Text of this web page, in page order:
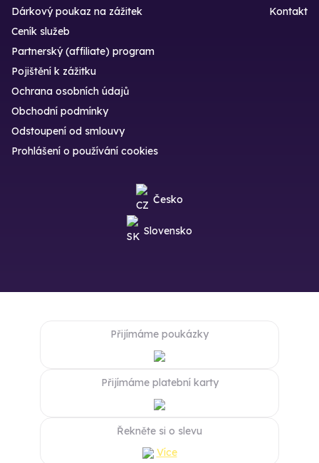
Dárkový poukaz na zážitek
Kontakt
Ceník služeb
Partnerský (affiliate) program
Pojištění k zážitku
Ochrana osobních údajů
Obchodní podmínky
Odstoupení od smlouvy
Prohlášení o používání cookies
Česko
Slovensko
Přijímáme poukázky
Přijímáme platební karty
Řekněte si o slevu
Více